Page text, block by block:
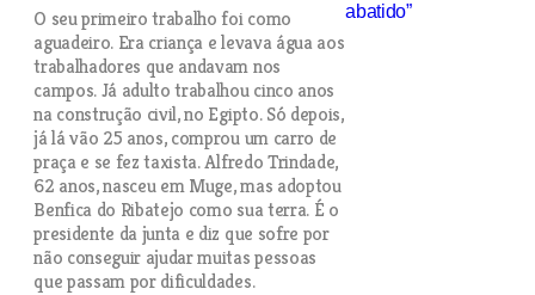
O seu primeiro trabalho foi como
aguadeiro. Era criança e levava água aos
trabalhadores que andavam nos
campos. Já adulto trabalhou cinco anos
na construção civil, no Egipto. Só depois,
já lá vão 25 anos, comprou um carro de
praça e se fez taxista. Alfredo Trindade,
62 anos, nasceu em Muge, mas adoptou
Benfica do Ribatejo como sua terra. É o
presidente da junta e diz que sofre por
não conseguir ajudar muitas pessoas
que passam por dificuldades.